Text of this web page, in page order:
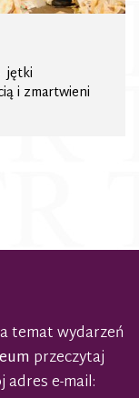
jętki
i zmartwieni
temat wydarzeń
przeczytaj
adres e-mail: